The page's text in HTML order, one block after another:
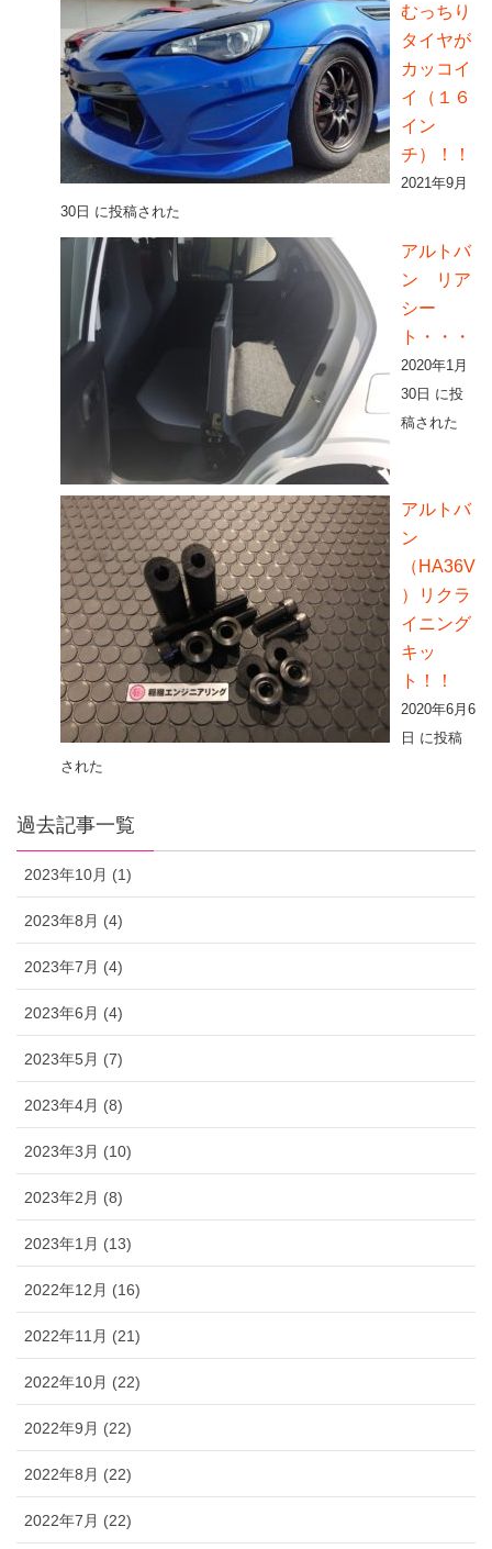
むっちり
タイヤが
カッコイ
イ（１６
イン
チ）！！
2021年9月
30日 に投稿された
アルトバ
ン リア
シー
ト・・・
2020年1月
30日 に投
稿された
アルトバ
ン
（HA36V
）リクラ
イニング
キッ
ト！！
2020年6月6
日 に投稿
された
過去記事一覧
2023年10月 (1)
2023年8月 (4)
2023年7月 (4)
2023年6月 (4)
2023年5月 (7)
2023年4月 (8)
2023年3月 (10)
2023年2月 (8)
2023年1月 (13)
2022年12月 (16)
2022年11月 (21)
2022年10月 (22)
2022年9月 (22)
2022年8月 (22)
2022年7月 (22)